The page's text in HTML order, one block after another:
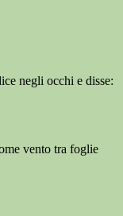
negli occhi e disse:
vento tra foglie